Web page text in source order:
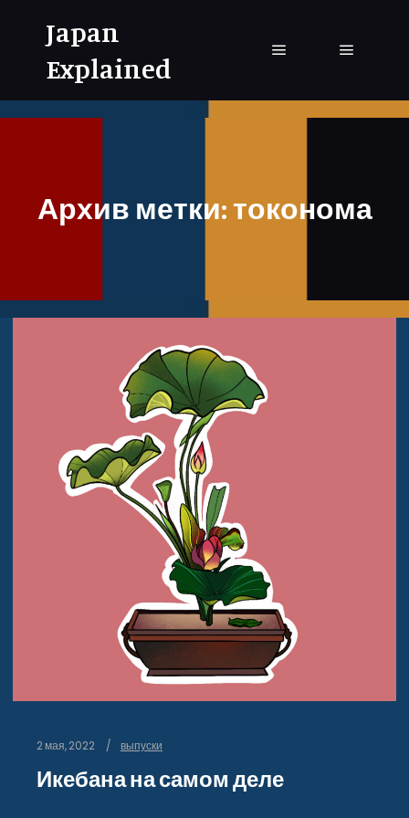
Japan
Explained
Архив метки: токонома
2 мая, 2022 выпуски
Икебана на самом деле